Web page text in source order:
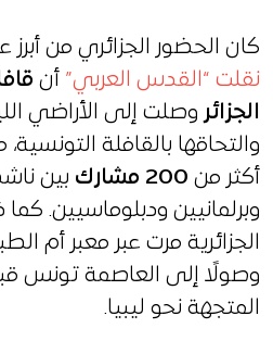
كان الحضور الجزائري من
نقلت “القدس العربي” أن
الجزائر وصلت إلى الأراضي
والتحاقها بالقافلة
أكثر من 200 مشارك
بين
وبرلمانيين ودبلوماسيين.
الجزائرية مرت عبر معبر أم
وصولًا إلى العاصمة تونس
المتجهة نحو ليبيا.